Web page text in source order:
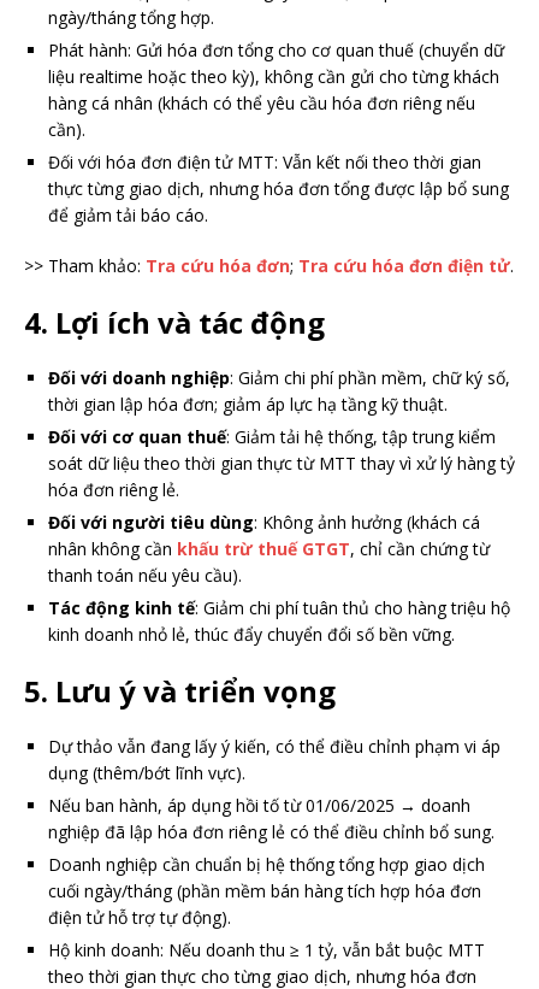
ngày/tháng tổng hợp.
Phát hành: Gửi hóa đơn tổng cho cơ quan thuế (chuyển dữ
liệu realtime hoặc theo kỳ), không cần gửi cho từng khách
hàng cá nhân (khách có thể yêu cầu hóa đơn riêng nếu
cần).
Đối với hóa đơn điện tử MTT: Vẫn kết nối theo thời gian
thực từng giao dịch, nhưng hóa đơn tổng được lập bổ sung
để giảm tải báo cáo.
>> Tham khảo: Tra cứu hóa đơn; Tra cứu hóa đơn điện tử.
4. Lợi ích và tác động
Đối với doanh nghiệp: Giảm chi phí phần mềm, chữ ký số,
thời gian lập hóa đơn; giảm áp lực hạ tầng kỹ thuật.
Đối với cơ quan thuế: Giảm tải hệ thống, tập trung kiểm
soát dữ liệu theo thời gian thực từ MTT thay vì xử lý hàng tỷ
hóa đơn riêng lẻ.
Đối với người tiêu dùng: Không ảnh hưởng (khách cá
nhân không cần khấu trừ thuế GTGT, chỉ cần chứng từ
thanh toán nếu yêu cầu).
Tác động kinh tế: Giảm chi phí tuân thủ cho hàng triệu hộ
kinh doanh nhỏ lẻ, thúc đẩy chuyển đổi số bền vững.
5. Lưu ý và triển vọng
Dự thảo vẫn đang lấy ý kiến, có thể điều chỉnh phạm vi áp
dụng (thêm/bớt lĩnh vực).
Nếu ban hành, áp dụng hồi tố từ 01/06/2025 → doanh
nghiệp đã lập hóa đơn riêng lẻ có thể điều chỉnh bổ sung.
Doanh nghiệp cần chuẩn bị hệ thống tổng hợp giao dịch
cuối ngày/tháng (phần mềm bán hàng tích hợp hóa đơn
điện tử hỗ trợ tự động).
Hộ kinh doanh: Nếu doanh thu ≥ 1 tỷ, vẫn bắt buộc MTT
theo thời gian thực cho từng giao dịch, nhưng hóa đơn